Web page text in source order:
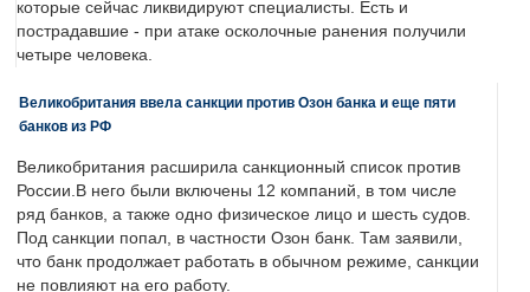
которые сейчас ликвидируют специалисты. Есть и
пострадавшие - при атаке осколочные ранения получили
четыре человека.
Великобритания ввела санкции против Озон банка и еще пяти
банков из РФ
Великобритания расширила санкционный список против
России.В него были включены 12 компаний, в том числе
ряд банков, а также одно физическое лицо и шесть судов.
Под санкции попал, в частности Озон банк. Там заявили,
что банк продолжает работать в обычном режиме, санкции
не повлияют на его работу.